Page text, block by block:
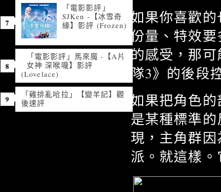
如果你喜歡
份量、特效
的感受，那
隊3》的後段
如果把角色
是某種標準
現，主角群
派。就這樣
「電影影評」
SJKen -【冰雪奇
緣】影評 (Frozen)
「電影影評」馬來魔 -【A片
女神 深喉嚨】影評
(Lovelace)
「雞排亂哈拉」【變羊記】觀
後速評